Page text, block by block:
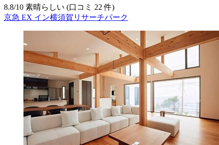
8.8/10 素晴らしい (口コミ 22 件)
京急 EX イン横須賀リサーチパーク